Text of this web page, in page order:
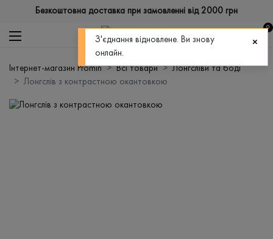
Безкоштовна доставка при замовленні від 2000 грн
0
Інтернет-магазин Promin Всі товари
Лонгсліви та боді
Лонгслів з контрастною окантовкою
З'єднання відновлене. Ви знову
онлайн.